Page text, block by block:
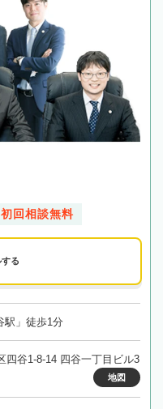
初回相談無料
る
駅」徒歩1分
四谷1-8-14 四谷一丁目ビル3
地図